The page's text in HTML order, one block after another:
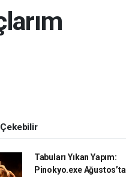
Tabuları Yıkan Yapım:
Pinokyo.exe Ağustos’ta